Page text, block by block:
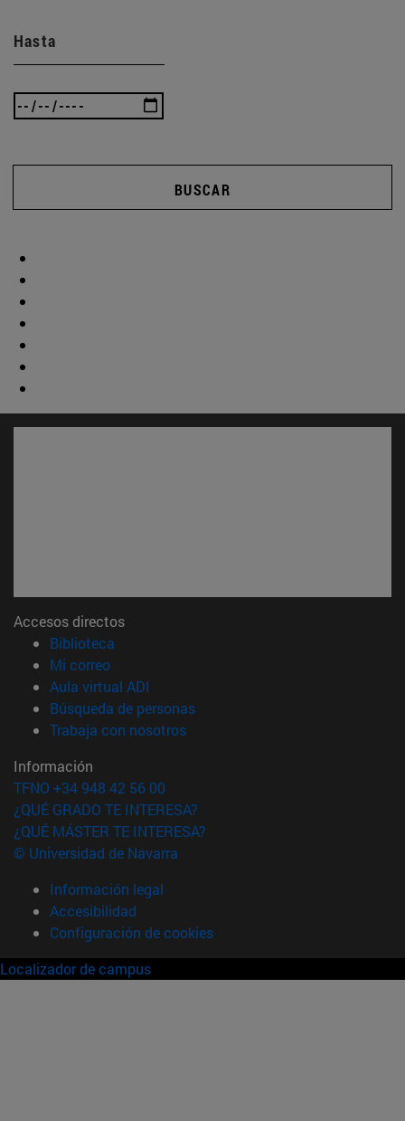
Hasta
BUSCAR
Accesos directos
Biblioteca
Mi correo(abre en nueva ventana)
Aula virtual ADI
Búsqueda de personas(abre en nueva ventana)
Trabaja con nosotros(abre en nueva ventana)
Información
TFNO +34 948 42 56 00
¿QUÉ GRADO TE INTERESA?
¿QUÉ MÁSTER TE INTERESA?
© Universidad de Navarra
Información legal
Accesibilidad
Configuración de cookies
Localizador de campus